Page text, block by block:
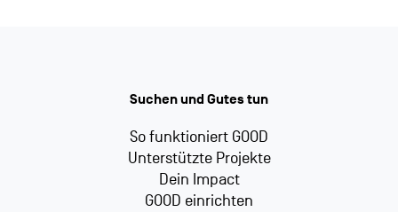
Suchen und Gutes tun
So funktioniert GOOD
Unterstützte Projekte
Dein Impact
GOOD einrichten